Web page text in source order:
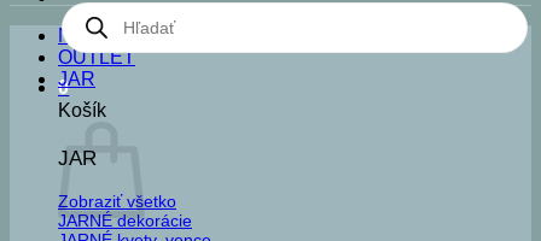
Products
search
0
Košík
NOVINKY
OUTLET
JAR
JAR
Zobraziť všetko
JARNÉ dekorácie